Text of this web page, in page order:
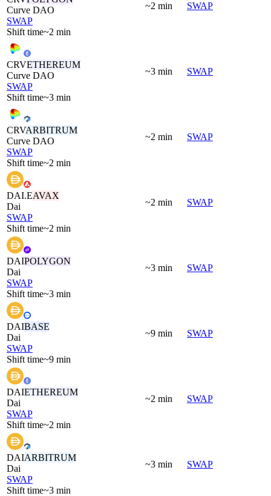
Curve DAO
SWAP
Shift time~2 min
~2 min SWAP
CRVETHEREUM
Curve DAO
SWAP
Shift time~3 min
~3 min SWAP
CRVARBITRUM
Curve DAO
SWAP
Shift time~2 min
~2 min SWAP
DAI.EAVAX
Dai
SWAP
Shift time~2 min
~2 min SWAP
DAIPOLYGON
Dai
SWAP
Shift time~3 min
~3 min SWAP
DAIBASE
Dai
SWAP
Shift time~9 min
~9 min SWAP
DAIETHEREUM
Dai
SWAP
Shift time~2 min
~2 min SWAP
DAIARBITRUM
Dai
SWAP
Shift time~3 min
~3 min SWAP